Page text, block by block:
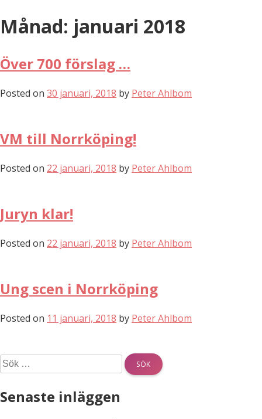
to
content
Månad: januari 2018
Över 700 förslag …
Posted on 30 januari, 2018 by Peter Ahlbom
VM till Norrköping!
Posted on 22 januari, 2018 by Peter Ahlbom
Juryn klar!
Posted on 22 januari, 2018 by Peter Ahlbom
Ung scen i Norrköping
Posted on 11 januari, 2018 by Peter Ahlbom
Sök
efter:
Senaste inläggen